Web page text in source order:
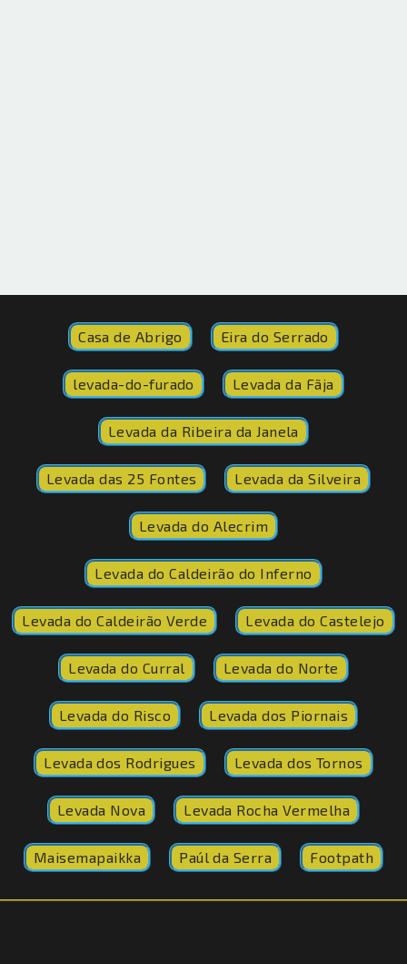
Casa de Abrigo Eira do Serrado
levada-do-furado Levada da Fãja
Levada da Ribeira da Janela
Levada das 25 Fontes Levada da Silveira
Levada do Alecrim
Levada do Caldeirão do Inferno
Levada do Caldeirão Verde Levada do Castelejo
Levada do Curral Levada do Norte
Levada do Risco Levada dos Piornais
Levada dos Rodrigues Levada dos Tornos
Levada Nova Levada Rocha Vermelha
Maisemapaikka Paúl da Serra Footpath